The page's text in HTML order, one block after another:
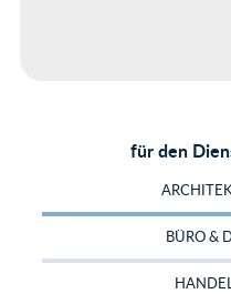
für den
BÜRO &